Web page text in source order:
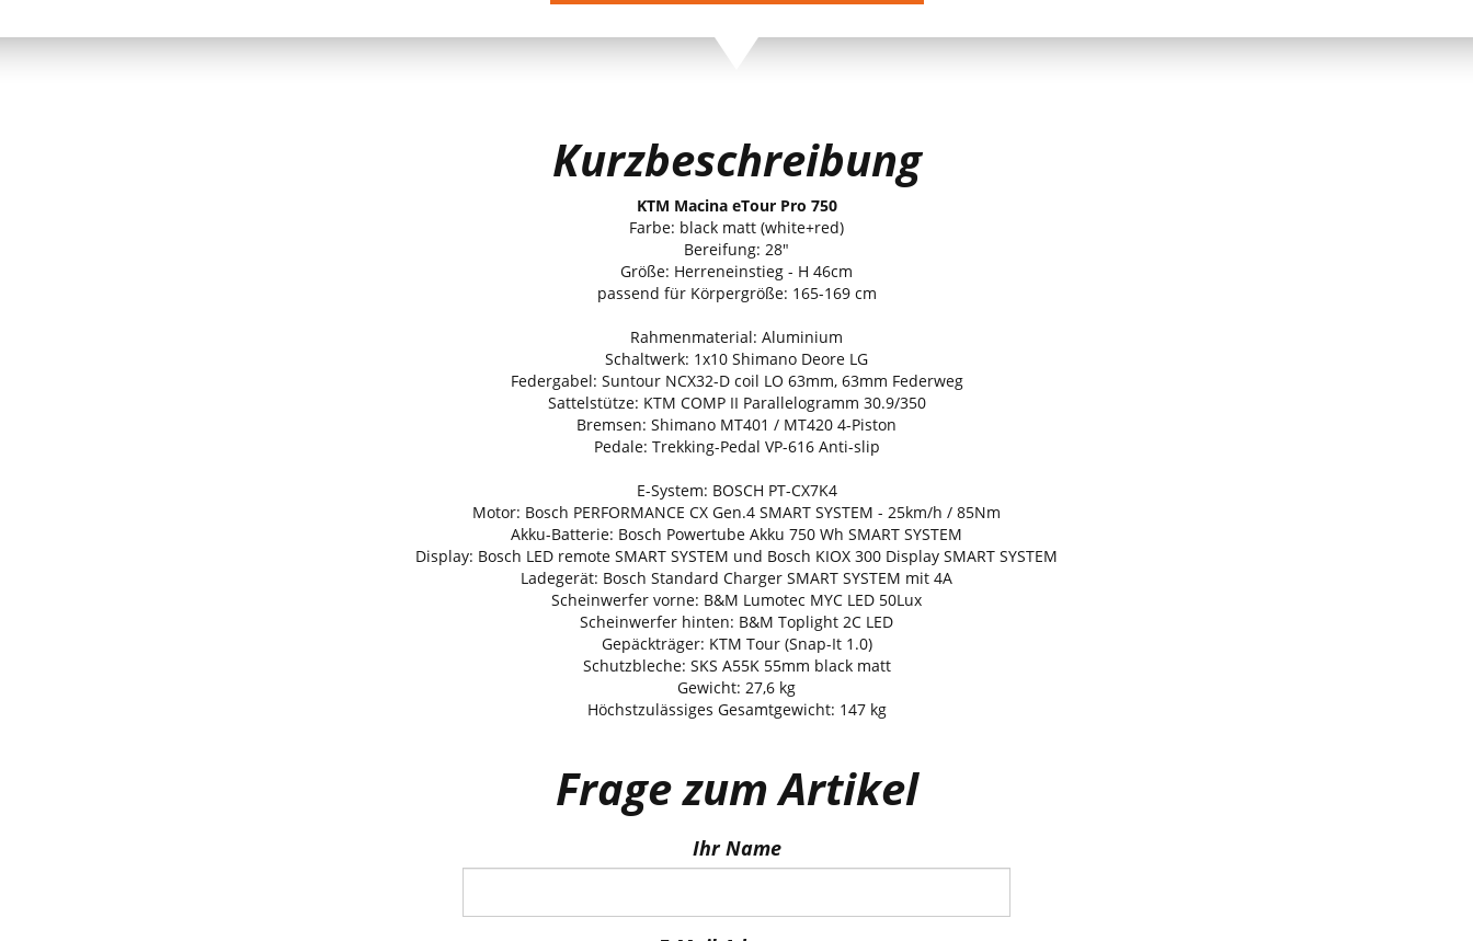
Kurzbeschreibung
KTM Macina eTour Pro 750
Farbe: black matt (white+red)
Bereifung: 28"
Größe: Herreneinstieg - H 46cm
passend für Körpergröße: 165-169 cm
Rahmenmaterial: Aluminium
Schaltwerk: 1x10 Shimano Deore LG
Federgabel: Suntour NCX32-D coil LO 63mm, 63mm Federweg
Sattelstütze: KTM COMP II Parallelogramm 30.9/350
Bremsen: Shimano MT401 / MT420 4-Piston
Pedale: Trekking-Pedal VP-616 Anti-slip
E-System: BOSCH PT-CX7K4
Motor: Bosch PERFORMANCE CX Gen.4 SMART SYSTEM - 25km/h / 85Nm
Akku-Batterie: Bosch Powertube Akku 750 Wh SMART SYSTEM
Display: Bosch LED remote SMART SYSTEM und Bosch KIOX 300 Display SMART SYSTEM
Ladegerät: Bosch Standard Charger SMART SYSTEM mit 4A
Scheinwerfer vorne: B&M Lumotec MYC LED 50Lux
Scheinwerfer hinten: B&M Toplight 2C LED
Gepäckträger: KTM Tour (Snap-It 1.0)
Schutzbleche: SKS A55K 55mm black matt
Gewicht: 27,6 kg
Höchstzulässiges Gesamtgewicht: 147 kg
Frage zum Artikel
Ihr Name